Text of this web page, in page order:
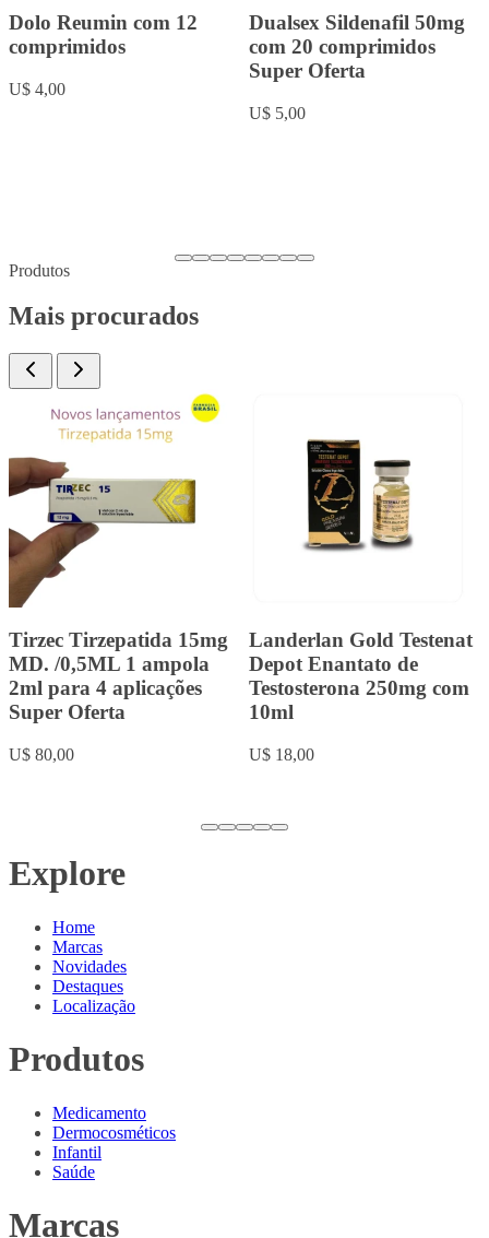
Rowachol com 50
cápsulas.
U$ 9,00
Fluoxetina 20mg com 20
comprimidos
Produtos
Mais procurados
Lipoless Baby
Tirzepatida 15mg MD.
Super Oferta /0,6ML 1
ampola 2,4ml para 4
Landerlan Gold
Durateston com 10ml
U$ 20,00
Explore
Home
Marcas
Novidades
Destaques
Localização
Produtos
Medicamento
Dermocosméticos
Infantil
Saúde
Marcas